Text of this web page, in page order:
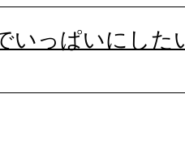
いっぱいにし